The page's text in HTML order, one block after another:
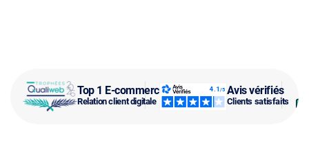
Top 1 E-commerce
Relation client digitale
Avis vérifiés
Clients satisfaits